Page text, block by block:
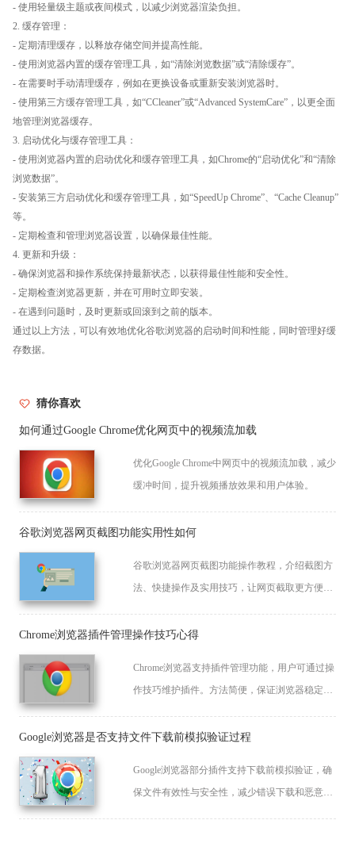
- 使用轻量级主题或夜间模式，以减少浏览器渲染负担。
2. 缓存管理：
- 定期清理缓存，以释放存储空间并提高性能。
- 使用浏览器内置的缓存管理工具，如“清除浏览数据”或“清除缓存”。
- 在需要时手动清理缓存，例如在更换设备或重新安装浏览器时。
- 使用第三方缓存管理工具，如“CCleaner”或“Advanced SystemCare”，以更全面
地管理浏览器缓存。
3. 启动优化与缓存管理工具：
- 使用浏览器内置的启动优化和缓存管理工具，如Chrome的“启动优化”和“清除
浏览数据”。
- 安装第三方启动优化和缓存管理工具，如“SpeedUp Chrome”、“Cache Cleanup”
等。
- 定期检查和管理浏览器设置，以确保最佳性能。
4. 更新和升级：
- 确保浏览器和操作系统保持最新状态，以获得最佳性能和安全性。
- 定期检查浏览器更新，并在可用时立即安装。
- 在遇到问题时，及时更新或回滚到之前的版本。
通过以上方法，可以有效地优化谷歌浏览器的启动时间和性能，同时管理好缓
存数据。
猜你喜欢
如何通过Google Chrome优化网页中的视频流加载
优化Google Chrome中网页中的视频流加载，减少
缓冲时间，提升视频播放效果和用户体验。
谷歌浏览器网页截图功能实用性如何
谷歌浏览器网页截图功能操作教程，介绍截图方
法、快捷操作及实用技巧，让网页截取更方便高
Chrome浏览器插件管理操作技巧心得
Chrome浏览器支持插件管理功能，用户可通过操
作技巧维护插件。方法简便，保证浏览器稳定
Google浏览器是否支持文件下载前模拟验证过程
Google浏览器部分插件支持下载前模拟验证，确
保文件有效性与安全性，减少错误下载和恶意文